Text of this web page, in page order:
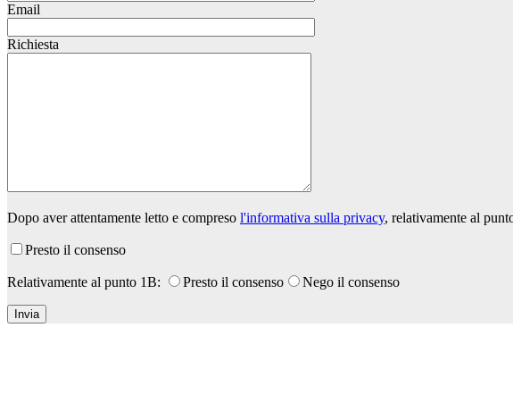
Email
Richiesta
Dopo aver attentamente letto e compreso l'informativa sulla privacy, relativamente al
Presto il consenso
Relativamente al punto 1B: Presto il consenso Nego il consenso